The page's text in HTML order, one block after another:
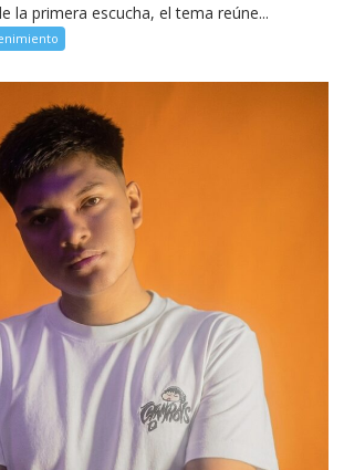
la primera escucha, el tema reúne...